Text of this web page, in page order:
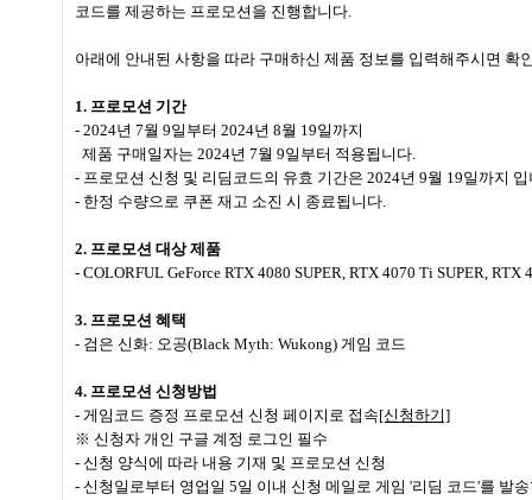
코드를 제공하는 프로모션을 진행합니다.
아래에 안내된 사항을 따라 구매하신 제품 정보를 입력해주시면
1. 프로모션 기간
- 2024년 7월 9일부터 2024년 8월 19일까지
제품 구매일자는 2024년 7월 9일부터 적용됩니다.
- 프로모션 신청 및 리딤코드의 유효 기간은 2024년 9월 19일까지 입
- 한정 수량으로 쿠폰 재고 소진 시 종료됩니다.
2. 프로모션 대상 제품
- COLORFUL GeForce RTX 4080 SUPER, RTX 4070 Ti SUPER,
3. 프로모션 혜택
- 검은 신화: 오공(Black Myth: Wukong) 게임 코드
4. 프로모션 신청방법
- 게임코드 증정 프로모션 신청 페이지로 접속[신청하기]
※ 신청자 개인 구글 계정 로그인 필수
- 신청 양식에 따라 내용 기재 및 프로모션 신청
- 신청일로부터 영업일 5일 이내 신청 메일로 게임 '리딤 코드'를 발